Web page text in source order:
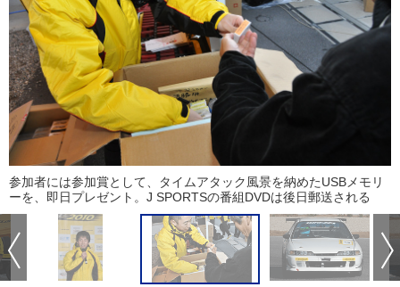
参加者には参加賞として、タイムアタック風景を納めたUSBメモリ
ーを、即日プレゼント。J SPORTSの番組DVDは後日郵送される